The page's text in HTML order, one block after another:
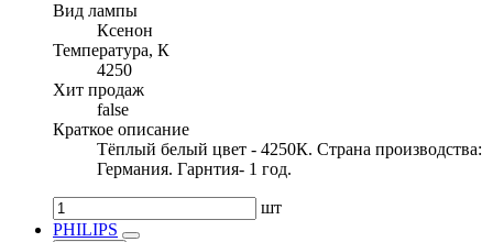
Вид лампы
Ксенон
Температура, К
4250
Хит продаж
false
Краткое описание
Тёплый белый цвет - 4250К. Страна производства:
Германия. Гарнтия- 1 год.
шт
PHILIPS